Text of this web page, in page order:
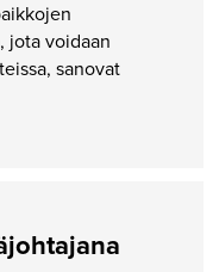
jota voidaan
sanovat